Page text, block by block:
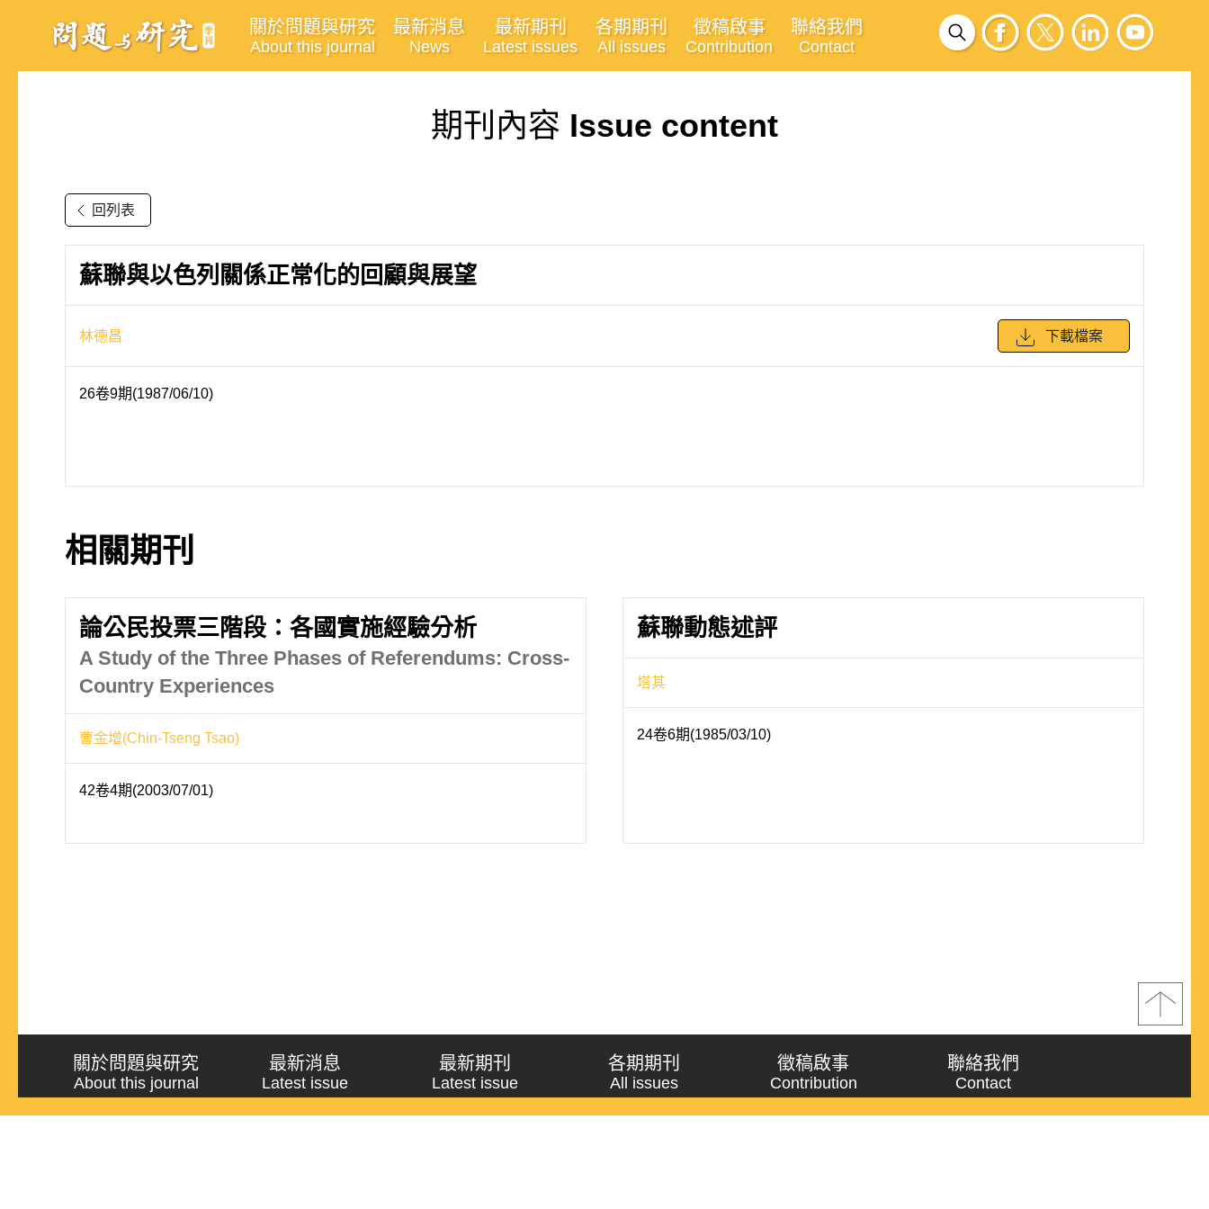
關於問題與研究
About this journal
最新消息
News
最新期刊
Latest issues
各期期刊
All issues
徵稿啟事
Contribution
聯絡我們
Contact
期刊內容 Issue content
回列表
蘇聯與以色列關係正常化的回顧與展望
林德昌 下載檔案
26卷9期(1987/06/10)
相關期刊
論公民投票三階段：各國實施經驗分析
A Study of the Three Phases of Referendums: Cross-
Country Experiences
曹金增(Chin-Tseng Tsao)
42卷4期(2003/07/01)
蘇聯動態述評
塔其
24卷6期(1985/03/10)
關於問題與研究
About this journal
最新消息
Latest issue
最新期刊
Latest issue
各期期刊
All issues
徵稿啟事
Contribution
聯絡我們
Contact